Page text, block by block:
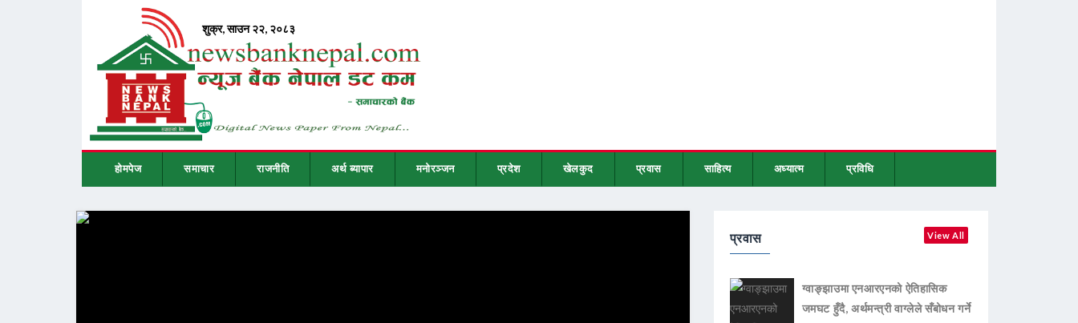
होमपेज समाचार राजनीति अर्थ ब्यापार मनोरञ्जन प्रदेश खेलकुद प्रवास साहित्य अध्यात्म प्रविधि
प्रवास View All
ग्वाङ्झाउमा एनआरएनको ऐतिहासिक
जमघट हुँदै, अर्थमन्त्री वाग्लेले सँबोधन गर्ने